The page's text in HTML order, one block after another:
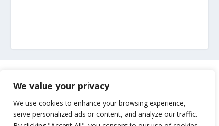
We value your privacy
We use cookies to enhance your browsing experience,
serve personalized ads or content, and analyze our traffic.
Impressum